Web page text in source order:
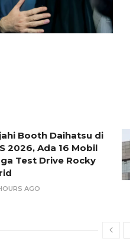
Booth Daihatsu di
2026, Ada 16 Mobil
Test Drive Rocky
AGO